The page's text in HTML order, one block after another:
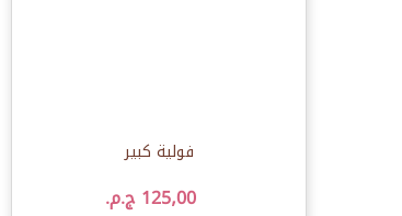
فولية كبير
125٫00 ج.م.‏